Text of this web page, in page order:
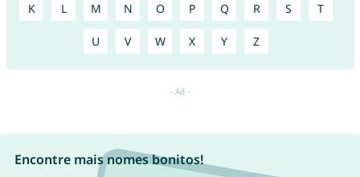
K L M N O P Q R S T
U V W X Y Z
Encontre mais nomes bonitos!